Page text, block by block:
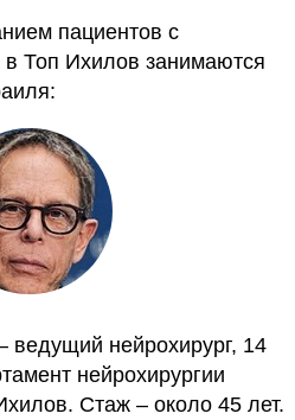
пациентов с
в Топ Ихилов занимаются
ведущий нейрохирург, 14
нейрохирургии
Стаж – около 45 лет.